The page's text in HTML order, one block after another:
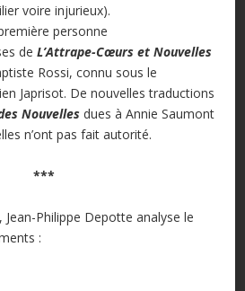
voire injurieux).
personne
de L’Attrape-Cœurs et Nouvelles
Rossi, connu sous le
Japrisot. De nouvelles traductions
Nouvelles dues à Annie Saumont
n’ont pas fait autorité.
***
Philippe Depotte analyse le
: